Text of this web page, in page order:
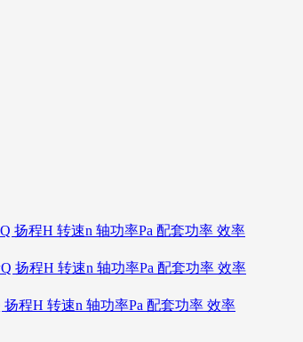
扬程H 转速n 轴功率Pa 配套功率 效率
扬程H 转速n 轴功率Pa 配套功率 效率
程H 转速n 轴功率Pa 配套功率 效率